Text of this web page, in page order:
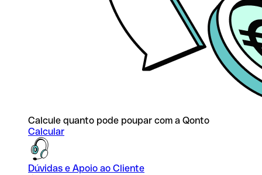
Calcule quanto pode poupar com a Qonto
Calcular
Dúvidas e Apoio ao Cliente